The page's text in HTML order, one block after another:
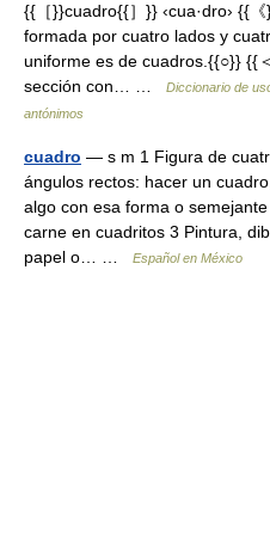
{{［}}cuadro{{］}} ‹cua·dro› {{
formada por cuatro lados y
uniforme es de cuadros.{{○}}
sección con… …
Diccionario de
antónimos
cuadro — s m 1 Figura de
ángulos rectos: hacer un
algo con esa forma o
carne en cuadritos 3 Pintura,
papel o… …
Español en México